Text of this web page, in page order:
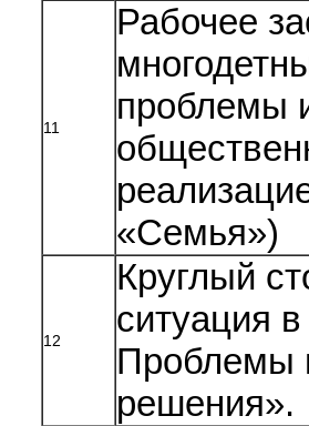
11
Рабочее
проблемы
«Семья»)
12
Круглый
ситуация
Проблемы
решения».